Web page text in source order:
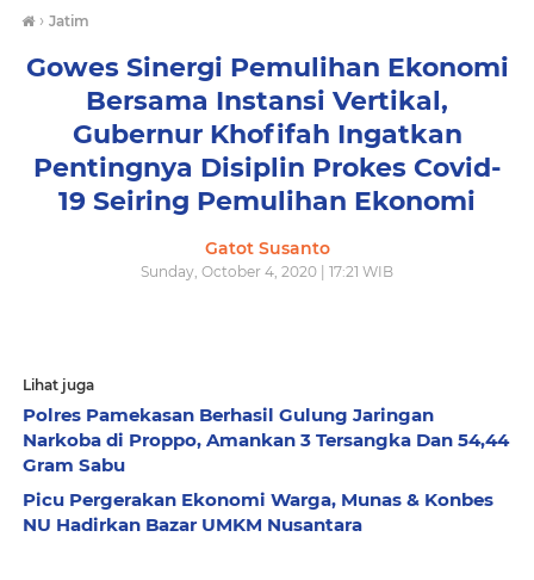
› Jatim
Gowes Sinergi Pemulihan Ekonomi
Bersama Instansi Vertikal,
Gubernur Khofifah Ingatkan
Pentingnya Disiplin Prokes Covid-
19 Seiring Pemulihan Ekonomi
Gatot Susanto
Sunday, October 4, 2020 | 17:21 WIB
Lihat juga
Polres Pamekasan Berhasil Gulung Jaringan
Narkoba di Proppo, Amankan 3 Tersangka Dan 54,44
Gram Sabu
Picu Pergerakan Ekonomi Warga, Munas & Konbes
NU Hadirkan Bazar UMKM Nusantara